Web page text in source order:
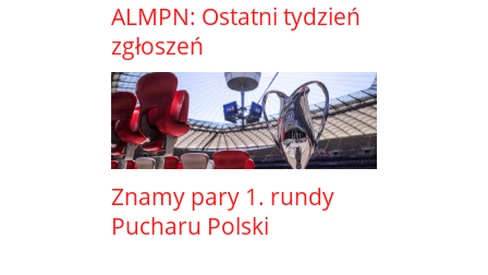
ALMPN: Ostatni tydzień
zgłoszeń
Znamy pary 1. rundy
Pucharu Polski